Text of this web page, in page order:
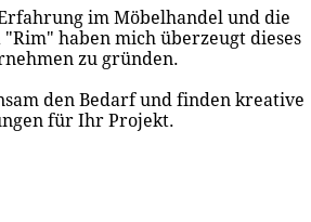
im Möbelhandel und die
haben mich überzeugt dieses
zu gründen.
den Bedarf und finden kreative
für Ihr Projekt.